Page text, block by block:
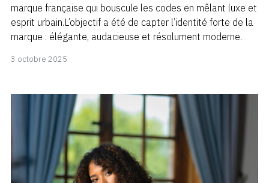
marque française qui bouscule les codes en mêlant luxe et
esprit urbain.L’objectif a été de capter l’identité forte de la
marque : élégante, audacieuse et résolument moderne.
3 octobre 2025